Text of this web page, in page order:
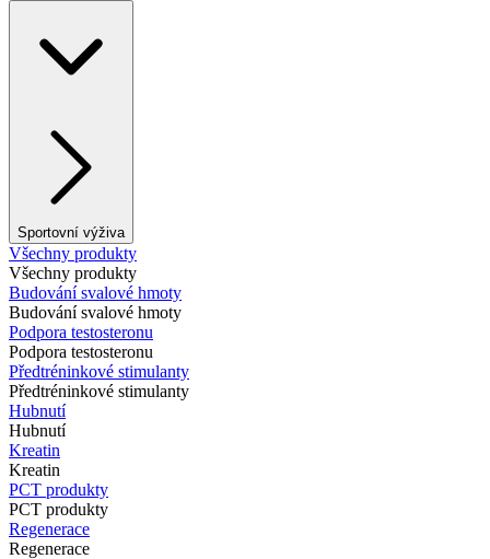
Sportovní výživa
Všechny produkty
Všechny produkty
Budování svalové hmoty
Budování svalové hmoty
Podpora testosteronu
Podpora testosteronu
Předtréninkové stimulanty
Předtréninkové stimulanty
Hubnutí
Hubnutí
Kreatin
Kreatin
PCT produkty
PCT produkty
Regenerace
Regenerace